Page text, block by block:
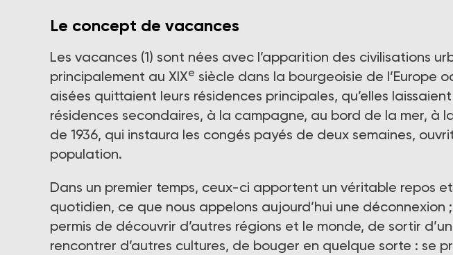
Le concept de vacances
Les vacances (1) sont nées avec l’apparition des civilisations
principalement au XIXe siècle dans la bourgeoisie de l’Europe
aisées quittaient leurs résidences principales, qu’elles
résidences secondaires, à la campagne, au bord de la mer, à
de 1936, qui instaura les congés payés de deux semaines,
population.
Dans un premier temps, ceux-ci apportent un véritable repos
quotidien, ce que nous appelons aujourd’hui une déconnexion
permis de découvrir d’autres régions et le monde, de sortir
rencontrer d’autres cultures, de bouger en quelque sorte : se